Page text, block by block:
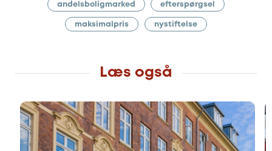
andelsboligmarked efterspørgsel
maksimalpris nystiftelse
Læs også